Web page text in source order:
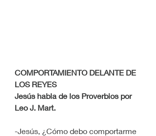
COMPORTAMIENTO DELANTE DE
LOS REYES
Jesús habla de los Proverbios por
Leo J. Mart.
-Jesús, ¿Cómo debo comportarme